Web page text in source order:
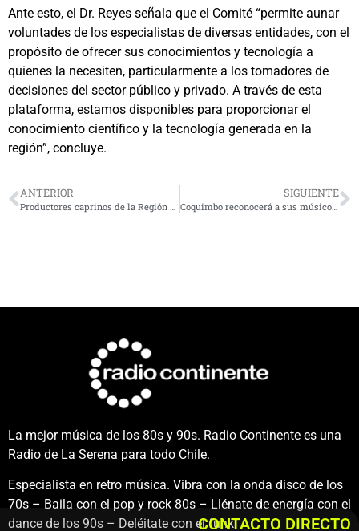
Ante esto, el Dr. Reyes señala que el Comité “permite aunar
voluntades de los especialistas de diversas entidades, con el
propósito de ofrecer sus conocimientos y tecnología a
quienes la necesiten, particularmente a los tomadores de
decisiones del sector público y privado. A través de esta
plataforma, estamos disponibles para proporcionar el
conocimiento científico y la tecnología generada en la
región”, concluye.
ANTERIOR
Productores caprinos de la Región de Coquimbo se abren paso en el exigente mercado gourmet
SIGUIENTE
Coquimbo reconocerá a sus músicos con un gran espectáculo en Punta Mira
La mejor música de los 80s y 90s. Radio Continente es una
Radio de La Serena para todo Chile.
Especialista en retro música. Vibra con la onda disco de los
70s – Baila con el pop y rock 80s – Llénate de energía con el
dance de los 90s – Deléitate con el funk.CONTACTO DIRECTO